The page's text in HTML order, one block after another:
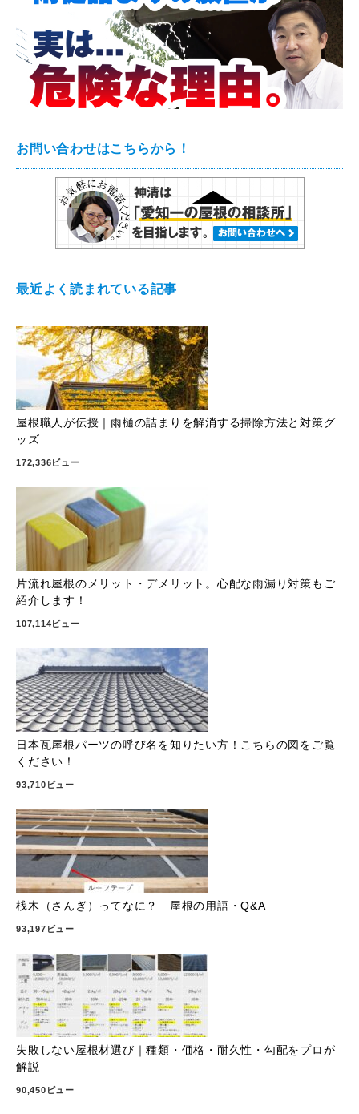
お問い合わせはこちらから！
最近よく読まれている記事
屋根職人が伝授｜雨樋の詰まりを解消する掃除方法と対策グ
ッズ
172,336ビュー
片流れ屋根のメリット・デメリット。心配な雨漏り対策もご
紹介します！
107,114ビュー
日本瓦屋根パーツの呼び名を知りたい方！こちらの図をご覧
ください！
93,710ビュー
桟木（さんぎ）ってなに？ 屋根の用語・Q&A
93,197ビュー
失敗しない屋根材選び｜種類・価格・耐久性・勾配をプロが
解説
90,450ビュー